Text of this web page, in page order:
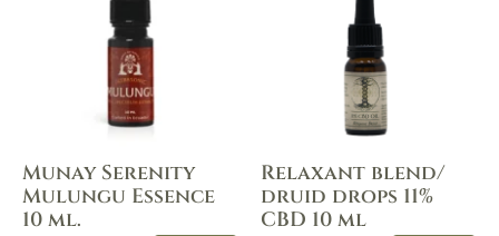
Munay Serenity
Mulungu Essence
10 ml.
Relaxant blend/
druid drops 11%
CBD 10 ml